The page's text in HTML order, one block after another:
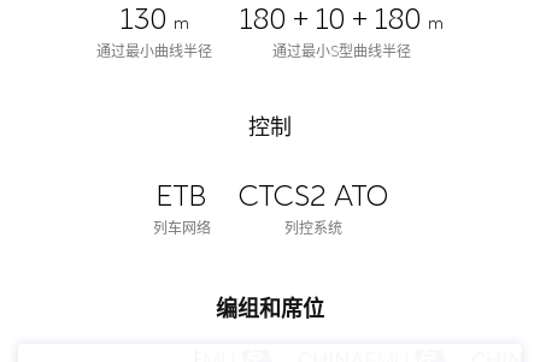
130 m
通过最小曲线半径
180 + 10 + 180 m
通过最小S型曲线半径
控制
ETB
列车网络
CTCS2 ATO
列控系统
编组和席位